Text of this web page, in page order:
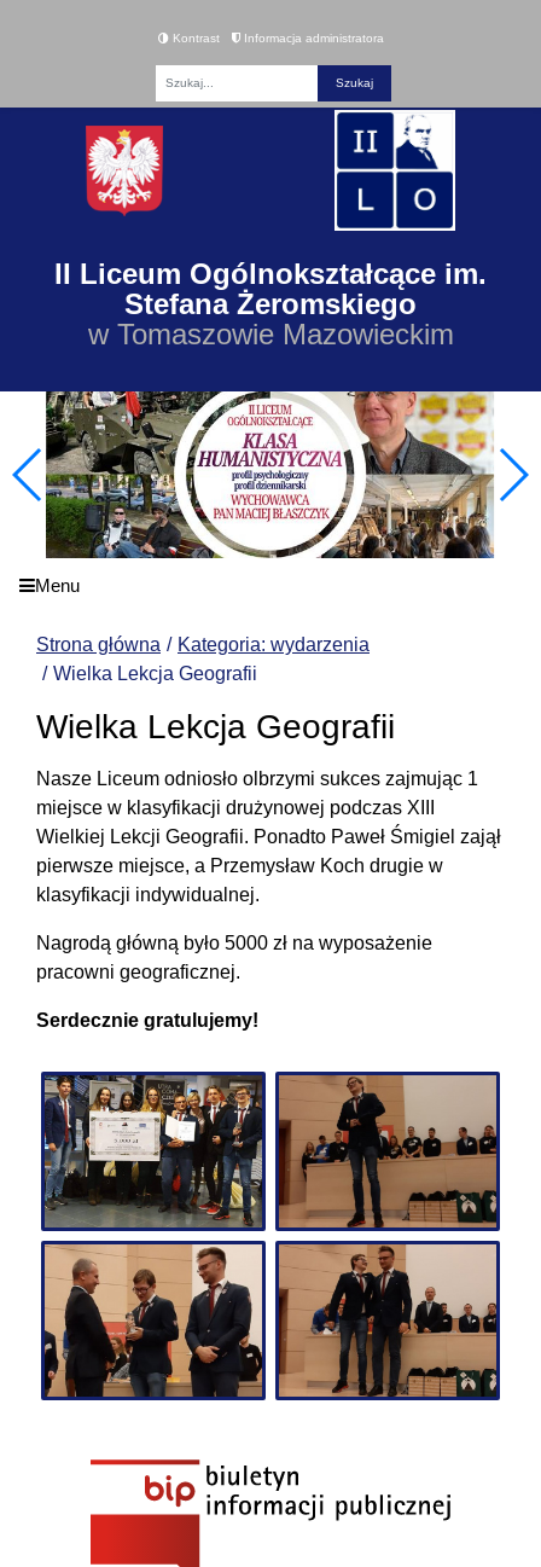
Kontrast Informacja administratora
II Liceum Ogólnokształcące im.
Stefana Żeromskiego
w Tomaszowie Mazowieckim
Menu
Strona główna
Kategoria: wydarzenia
Wielka Lekcja Geografii
Wielka Lekcja Geografii
Nasze Liceum odniosło olbrzymi sukces zajmując 1
miejsce w klasyfikacji drużynowej podczas XIII
Wielkiej Lekcji Geografii. Ponadto Paweł Śmigiel zajął
pierwsze miejsce, a Przemysław Koch drugie w
klasyfikacji indywidualnej.
Nagrodą główną było 5000 zł na wyposażenie
pracowni geograficznej.
Serdecznie gratulujemy!